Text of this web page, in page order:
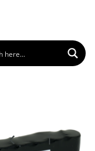
1